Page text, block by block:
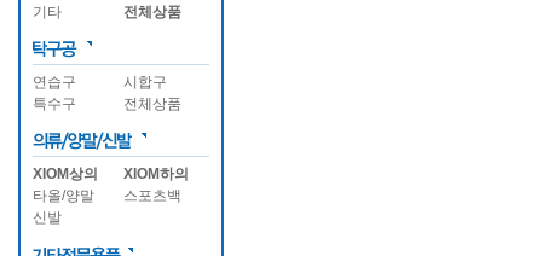
기타
전체상품
연습구
시합구
특수구
전체상품
XIOM상의
XIOM하의
타올/양말
스포츠백
신발